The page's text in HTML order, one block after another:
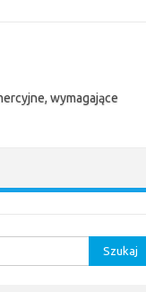
wymagające